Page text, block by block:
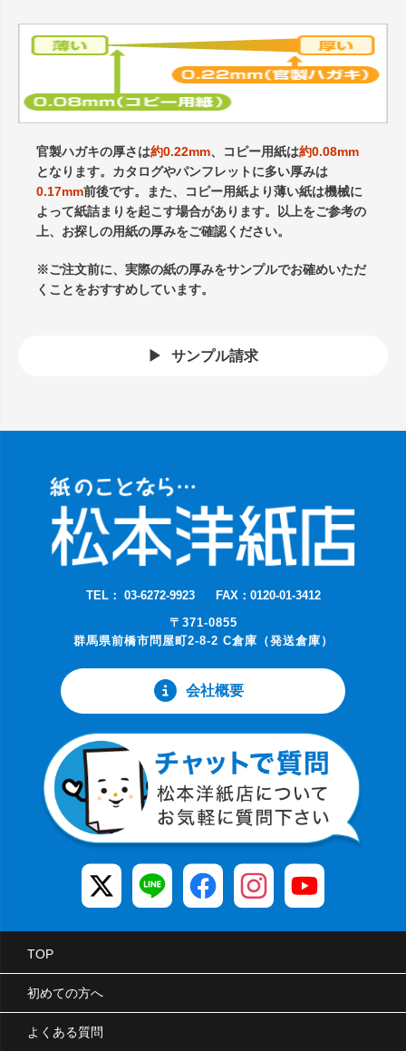
官製ハガキの厚さは約0.22mm、コピー用紙は約0.08mm
となります。カタログやパンフレットに多い厚みは
0.17mm前後です。また、コピー用紙より薄い紙は機械に
よって紙詰まりを起こす場合があります。以上をご参考の
上、お探しの用紙の厚みをご確認ください。
※ご注文前に、実際の紙の厚みをサンプルでお確めいただ
くことをおすすめしています。
サンプル請求
TEL： 03-6272-9923
FAX：0120-01-3412
〒371-0855
群馬県前橋市問屋町2-8-2 C倉庫（発送倉庫）
会社概要
TOP
初めての方へ
よくある質問